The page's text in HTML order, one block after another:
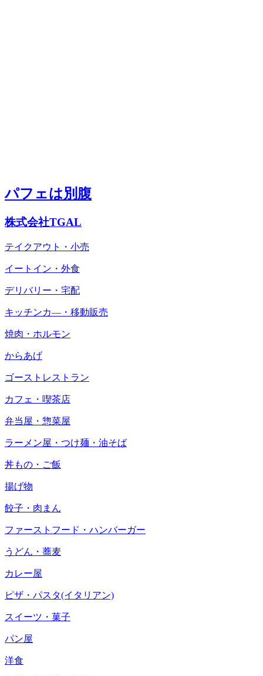
パフェは別腹
株式会社TGAL
テイクアウト・小売
イートイン・外食
デリバリー・宅配
キッチンカ―・移動販売
焼肉・ホルモン
からあげ
ゴーストレストラン
カフェ・喫茶店
弁当屋・惣菜屋
ラーメン屋・つけ麺・油そば
丼もの・ご飯
揚げ物
餃子・肉まん
ファーストフード・ハンバーガー
うどん・蕎麦
カレー屋
ピザ・パスタ(イタリアン)
スイーツ・菓子
パン屋
洋食